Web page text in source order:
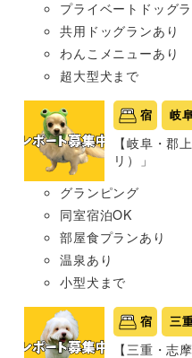
プライベートドッグ
共用ドッグランあり
わんこメニューあり
超大型犬まで
宿 岐
【岐阜・郡
リ）」
グランピング
同室宿泊OK
部屋食プランあり
温泉あり
小型犬まで
宿 三
【三重・志